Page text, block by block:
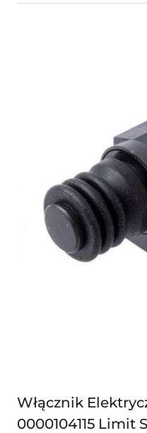
Włącznik
0000104115 Limit